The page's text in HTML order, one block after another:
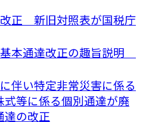
正 新旧対照表が国税庁
本通達改正の趣旨説明
伴い特定非常災害に係る
等に係る個別通達が廃
の改正